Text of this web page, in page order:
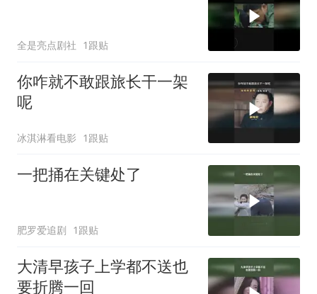
全是亮点剧社 1跟贴
你咋就不敢跟旅长干一架
呢
冰淇淋看电影 1跟贴
一把捅在关键处了
肥罗爱追剧 1跟贴
大清早孩子上学都不送也
要折腾一回